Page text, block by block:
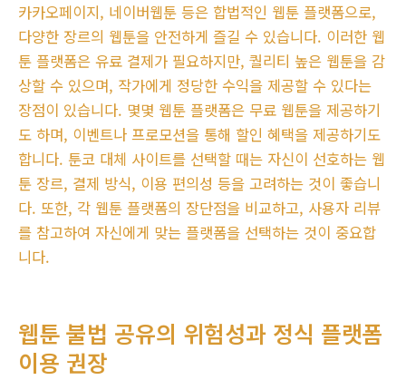
카카오페이지, 네이버웹툰 등은 합법적인 웹툰 플랫폼으로,
다양한 장르의 웹툰을 안전하게 즐길 수 있습니다. 이러한 웹
툰 플랫폼은 유료 결제가 필요하지만, 퀄리티 높은 웹툰을 감
상할 수 있으며, 작가에게 정당한 수익을 제공할 수 있다는
장점이 있습니다. 몇몇 웹툰 플랫폼은 무료 웹툰을 제공하기
도 하며, 이벤트나 프로모션을 통해 할인 혜택을 제공하기도
합니다. 툰코 대체 사이트를 선택할 때는 자신이 선호하는 웹
툰 장르, 결제 방식, 이용 편의성 등을 고려하는 것이 좋습니
다. 또한, 각 웹툰 플랫폼의 장단점을 비교하고, 사용자 리뷰
를 참고하여 자신에게 맞는 플랫폼을 선택하는 것이 중요합
니다.
웹툰 불법 공유의 위험성과 정식 플랫폼
이용 권장